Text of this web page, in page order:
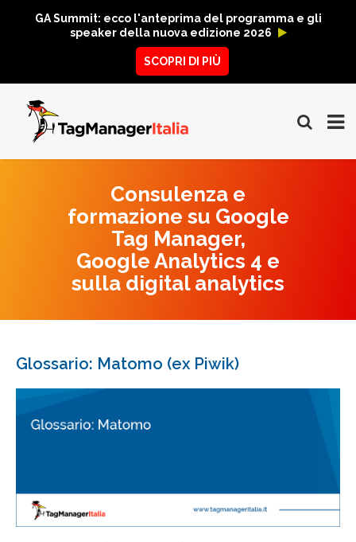
GA Summit: ecco l'anteprima del programma e gli
speaker della nuova edizione 2026
SCOPRI DI PIÙ
Consulenza e
formazione su Google
Tag Manager,
Google Analytics 4 e
sulla digital analytics
Glossario: Matomo (ex Piwik)